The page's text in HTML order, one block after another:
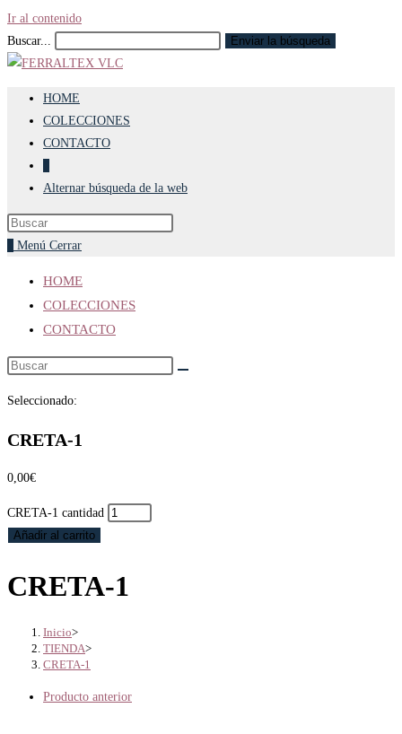
Ir al contenido
Buscar...
Enviar la búsqueda
HOME
COLECCIONES
CONTACTO
Alternar búsqueda de la web
Menú Cerrar
HOME
COLECCIONES
CONTACTO
Seleccionado:
CRETA-1
0,00€
CRETA-1 cantidad
Añadir al carrito
CRETA-1
Inicio>
TIENDA>
CRETA-1
Producto anterior